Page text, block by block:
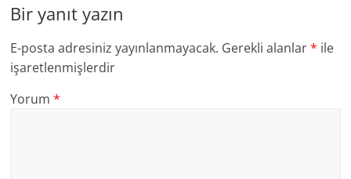
Bir yanıt yazın
E-posta adresiniz yayınlanmayacak. Gerekli alanlar* ile
işaretlenmişlerdir
Yorum*